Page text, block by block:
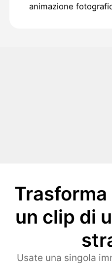
animazione
un clip di
Usate una singola